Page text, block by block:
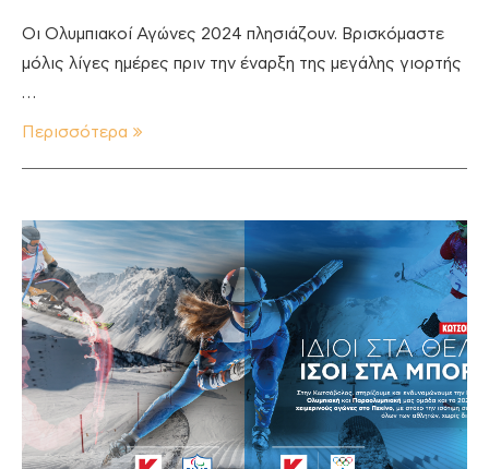
Οι Ολυμπιακοί Αγώνες 2024 πλησιάζουν. Βρισκόμαστε
μόλις λίγες ημέρες πριν την έναρξη της μεγάλης γιορτής
…
Περισσότερα